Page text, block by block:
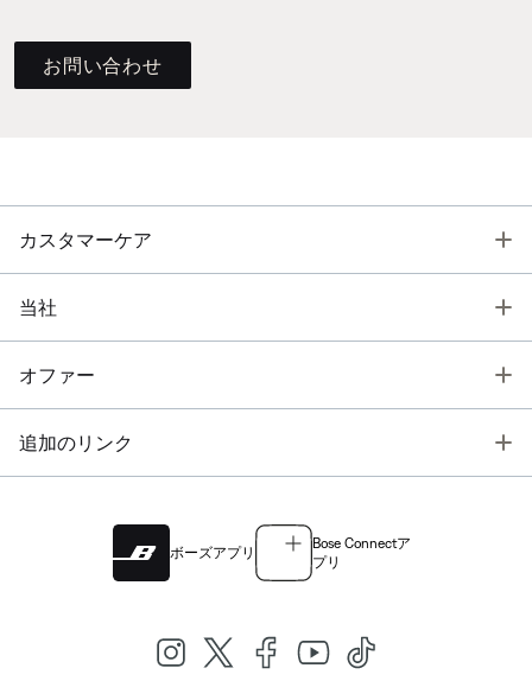
お問い合わせ
カスタマーケア
当社
オファー
追加のリンク
ボーズアプリ
Bose Connectア
プリ